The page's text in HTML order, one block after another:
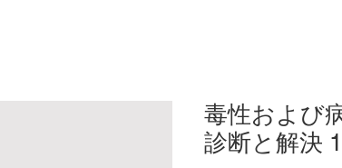
毒性および
診断と解決 1